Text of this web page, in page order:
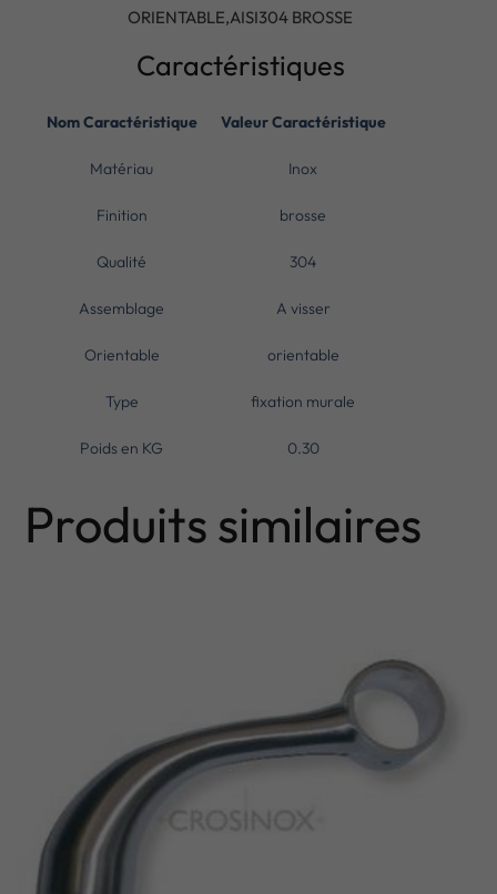
ORIENTABLE,AISI304 BROSSE
Caractéristiques
Nom Caractéristique Valeur Caractéristique
Matériau Inox
Finition brosse
Qualité 304
Assemblage A visser
Orientable orientable
Type fixation murale
Poids en KG 0.30
Produits similaires